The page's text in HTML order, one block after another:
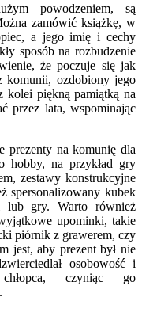
powodzeniem, są
zamówić książkę, w
a jego imię i cechy
sposób na rozbudzenie
że poczuje się jak
komunii, ozdobiony jego
kolei piękną pamiątką na
przez lata, wspominając
prezenty na komunię dla
hobby, na przykład gry
zestawy konstrukcyjne
spersonalizowany kubek
lub gry. Warto również
upominki, takie
piórnik z grawerem, czy
jest, aby prezent był nie
osobowość i
chłopca, czyniąc go